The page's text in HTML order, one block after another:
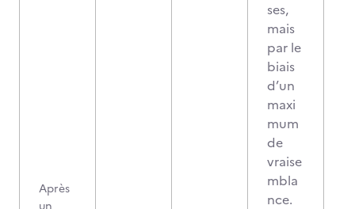
Après
ses,
mais
par le
biais
d’un
maxi
mum
de
vraise
mbla
nce.